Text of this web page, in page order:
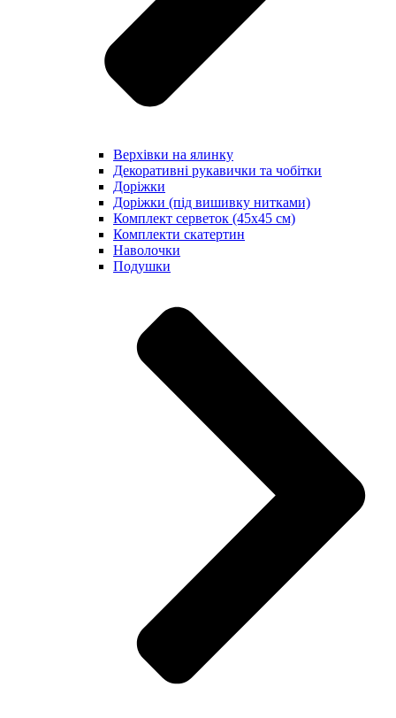
Верхівки на ялинку
Декоративні рукавички та чобітки
Доріжки
Доріжки (під вишивку нитками)
Комплект серветок (45х45 см)
Комплекти скатертин
Наволочки
Подушки